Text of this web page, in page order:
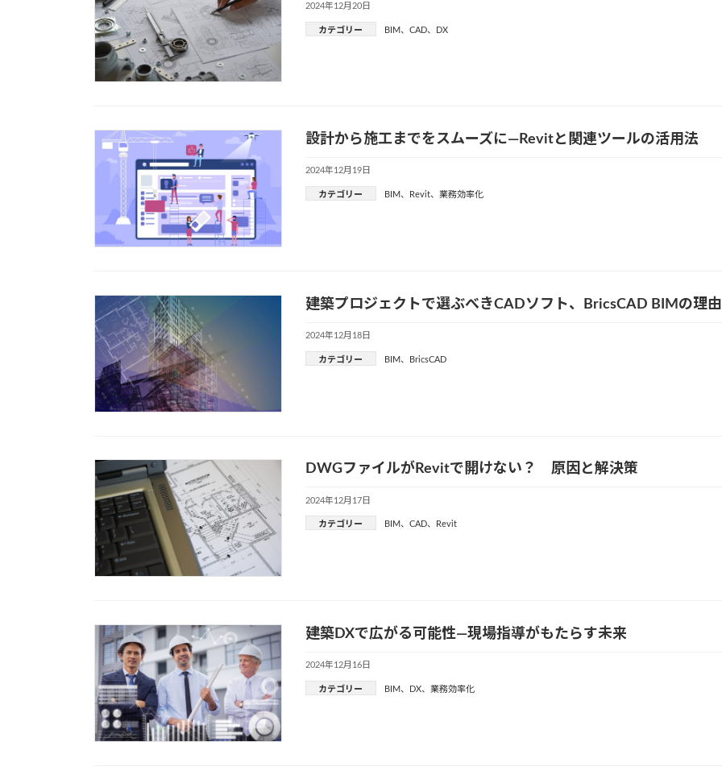
2024年12月20日
カテゴリー BIM、 CAD、 DX
設計から施工までをスムーズに—Revitと関連ツールの活用法
2024年12月19日
カテゴリー BIM、 Revit、 業務効率化
建築プロジェクトで選ぶべきCADソフト、BricsCAD BIMの理由
2024年12月18日
カテゴリー BIM、 BricsCAD
DWGファイルがRevitで開けない？ 原因と解決策
2024年12月17日
カテゴリー BIM、 CAD、 Revit
建築DXで広がる可能性—現場指導がもたらす未来
2024年12月16日
カテゴリー BIM、 DX、 業務効率化